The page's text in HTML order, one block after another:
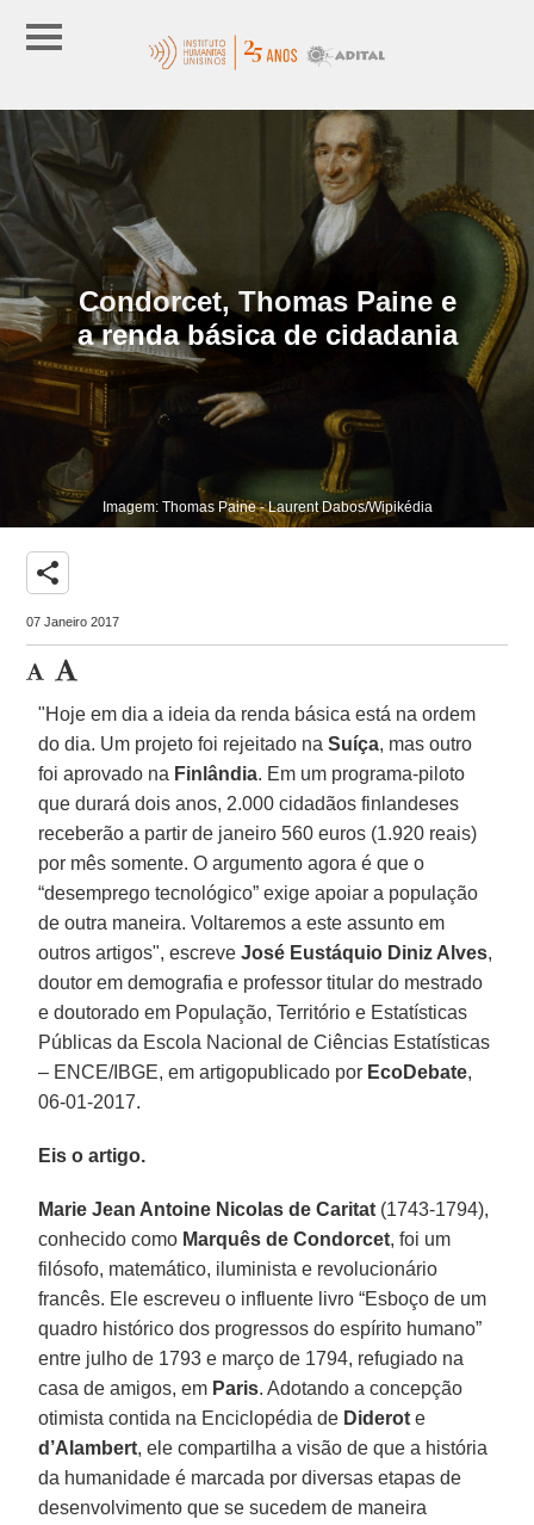
Condorcet, Thomas Paine e
a renda básica de cidadania
Imagem: Thomas Paine - Laurent Dabos/Wipikédia
share
07 Janeiro 2017
"Hoje em dia a ideia da renda básica está na ordem
do dia. Um projeto foi rejeitado naSuíça, mas outro
foi aprovado na Finlândia. Em um programa-piloto
que durará dois anos, 2.000 cidadãos finlandeses
receberão a partir de janeiro 560 euros (1.920 reais)
por mês somente. O argumento agora é que o
“desemprego tecnológico” exige apoiar a população
de outra maneira. Voltaremos a este assunto em
outros artigos", escreveJosé Eustáquio Diniz Alves,
doutor em demografia e professor titular do mestrado
e doutorado em População, Território e Estatísticas
Públicas da Escola Nacional de Ciências Estatísticas
– ENCE/IBGE, em artigopublicado por EcoDebate,
06-01-2017.
Eis o artigo.
Marie Jean Antoine Nicolas de Caritat (1743-1794),
conhecido como Marquês de Condorcet, foi um
filósofo, matemático, iluminista e revolucionário
francês. Ele escreveu o influente livro “Esboço de um
quadro histórico dos progressos do espírito humano”
entre julho de 1793 e março de 1794, refugiado na
casa de amigos, em Paris. Adotando a concepção
otimista contida na Enciclopédia de Diderot e
d’Alambert, ele compartilha a visão de que a história
da humanidade é marcada por diversas etapas de
desenvolvimento que se sucedem de maneira